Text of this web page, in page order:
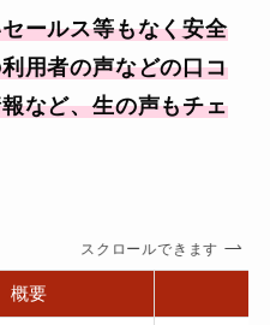
ールス等もなく安全
用者の声などの口コ
など、生の声もチェ
スクロールできます
概要